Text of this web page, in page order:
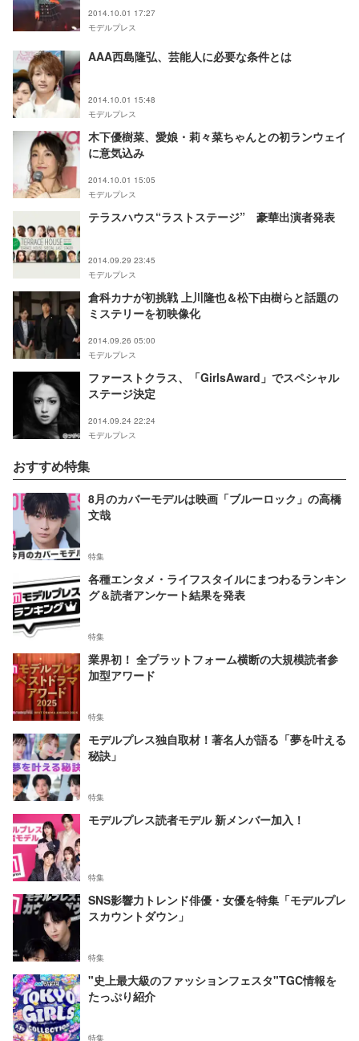
2014.10.01 17:27
モデルプレス
AAA西島隆弘、芸能人に必要な条件とは
2014.10.01 15:48
モデルプレス
木下優樹菜、愛娘・莉々菜ちゃんとの初ランウェイ
に意気込み
2014.10.01 15:05
モデルプレス
テラスハウス“ラストステージ” 豪華出演者発表
2014.09.29 23:45
モデルプレス
倉科カナが初挑戦 上川隆也＆松下由樹らと話題の
ミステリーを初映像化
2014.09.26 05:00
モデルプレス
ファーストクラス、「GirlsAward」でスペシャル
ステージ決定
2014.09.24 22:24
モデルプレス
おすすめ特集
8月のカバーモデルは映画「ブルーロック」の高橋
文哉
特集
各種エンタメ・ライフスタイルにまつわるランキン
グ＆読者アンケート結果を発表
特集
業界初！ 全プラットフォーム横断の大規模読者参
加型アワード
特集
モデルプレス独自取材！著名人が語る「夢を叶える
秘訣」
特集
モデルプレス読者モデル 新メンバー加入！
特集
SNS影響力トレンド俳優・女優を特集「モデルプレ
スカウントダウン」
特集
"史上最大級のファッションフェスタ"TGC情報を
たっぷり紹介
特集